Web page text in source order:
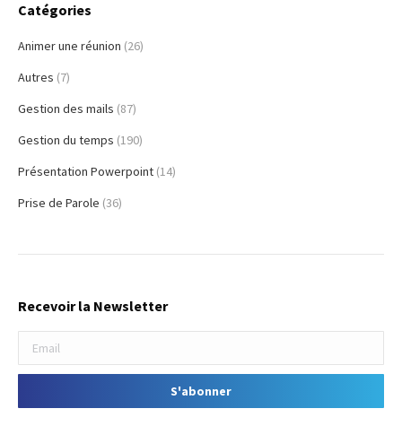
Catégories
Animer une réunion (26)
Autres (7)
Gestion des mails (87)
Gestion du temps (190)
Présentation Powerpoint (14)
Prise de Parole (36)
Recevoir la Newsletter